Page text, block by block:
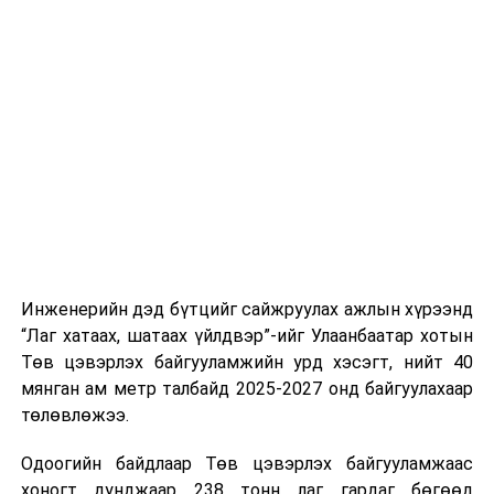
Инженерийн дэд бүтцийг сайжруулах ажлын хүрээнд
“Лаг хатаах, шатаах үйлдвэр”-ийг Улаанбаатар хотын
Төв цэвэрлэх байгууламжийн урд хэсэгт, нийт 40
мянган ам метр талбайд 2025-2027 онд байгуулахаар
төлөвлөжээ.
Одоогийн байдлаар Төв цэвэрлэх байгууламжаас